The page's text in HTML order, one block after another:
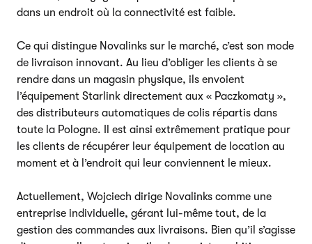
dans un endroit où la connectivité est faible.
Ce qui distingue Novalinks sur le marché, c’est son mode
de livraison innovant. Au lieu d’obliger les clients à se
rendre dans un magasin physique, ils envoient
l’équipement Starlink directement aux « Paczkomaty »,
des distributeurs automatiques de colis répartis dans
toute la Pologne. Il est ainsi extrêmement pratique pour
les clients de récupérer leur équipement de location au
moment et à l’endroit qui leur conviennent le mieux.
Actuellement, Wojciech dirige Novalinks comme une
entreprise individuelle, gérant lui-même tout, de la
gestion des commandes aux livraisons. Bien qu’il s’agisse